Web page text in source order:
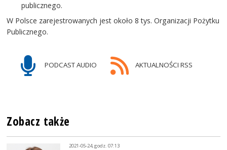
publicznego.
W Polsce zarejestrowanych jest około 8 tys. Organizacji Pożytku
Publicznego.
PODCAST AUDIO AKTUALNOŚCI RSS
Zobacz także
2021-05-24, godz. 07:13